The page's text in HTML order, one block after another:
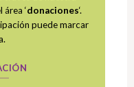
‘donaciones‘.
puede marcar